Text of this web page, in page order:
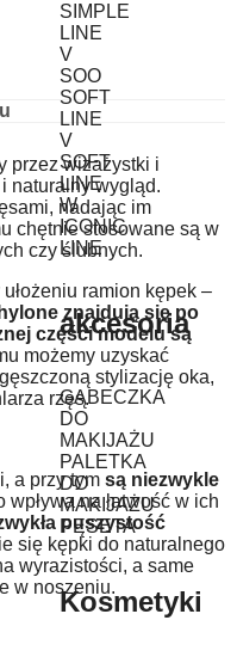
SIMPLE
LINE
V
SOO
SOFT
LINE
V
SOFT
LINE
W
ICONIC
LINE
akcesoria
GĄBECZKA
DO
MAKIJAŻU
PALETKA
DO
MAKIJAŻU
PĘSETA
Kosmetyki
przez wizażystki i
naturalny wygląd.
nadając im
chętnie stosowane są w
czy ślubnych.
ramion kępek –
znajdują się po
części modelu są
możemy uzyskać
stylizację oka,
rzęs.
a przy tym są niezwykle
wpływa na łatwość w ich
puszystość
się kępki do naturalnego
wyrazistości, a same
w noszeniu.